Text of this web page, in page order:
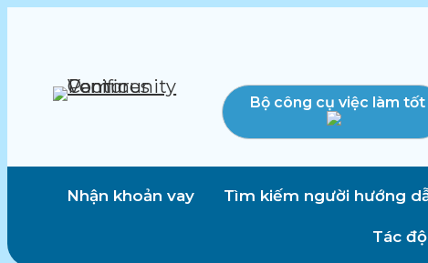
Bộ công cụ việc làm tốt
Nhận khoản vay Tìm kiếm người hướng
Tác